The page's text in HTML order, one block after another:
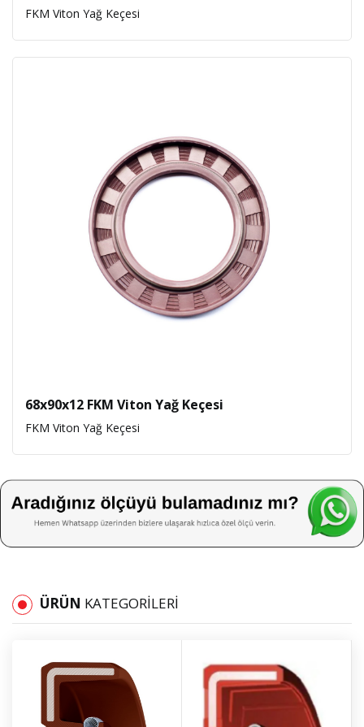
FKM Viton Yağ Keçesi
68x90x12 FKM Viton Yağ Keçesi
FKM Viton Yağ Keçesi
ÜRÜN KATEGORILERI